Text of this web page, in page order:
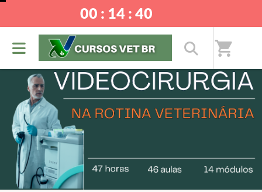
shopping_cart
00 : 14 : 40